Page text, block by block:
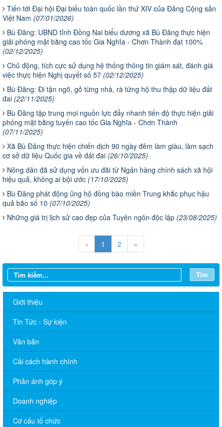
Tiến tới Đại hội Đại biểu toàn quốc lần thứ XIV của Đảng Cộng sản
Việt Nam (07/01/2026)
Bù Đăng: UBND tỉnh Đồng Nai biểu dương xã Bù Đăng thực hiện
giải phóng mặt bằng cao tốc Gia Nghĩa - Chơn Thành đạt 100%
(02/12/2025)
Chủ động, tích cực sử dụng hệ thống thông tin giám sát, đánh giá
việc thực hiện Nghị quyết số 57 (02/12/2025)
Bù Đăng: Đi tận ngõ, gỏ từng nhà, rà từng hộ thu thập dữ liệu đất
đai (22/11/2025)
Bù Đăng tập trung mọi nguồn lực đẩy nhanh tiến độ thực hiện giải
phóng mặt bằng tuyến cao tốc Gia Nghĩa - Chơn Thành
(07/11/2025)
Xã Bù Đăng thực hiện chiến dịch 90 ngày đêm làm giàu, làm sạch
cơ sở dữ liệu Quốc gia về đất đai (26/10/2025)
Nông dân đã sử dụng vốn ưu đãi từ Ngân hàng chính sách xã hội
hiệu quả, không ai bội ước (17/10/2025)
Bù Đăng phát động ủng hộ đồng bào miền Trung khắc phục hậu
quả bão số 10 (07/10/2025)
Những giá trị lịch sử cao đẹp của Tuyên ngôn độc lập (23/08/2025)
« 1 2 »
Tìm
Giới thiệu
Tin Tức - Sự kiện
Văn bản
Cải cách hành chính
Phản ánh góp ý
Doanh nghiệp
Cơ cấu tổ chức